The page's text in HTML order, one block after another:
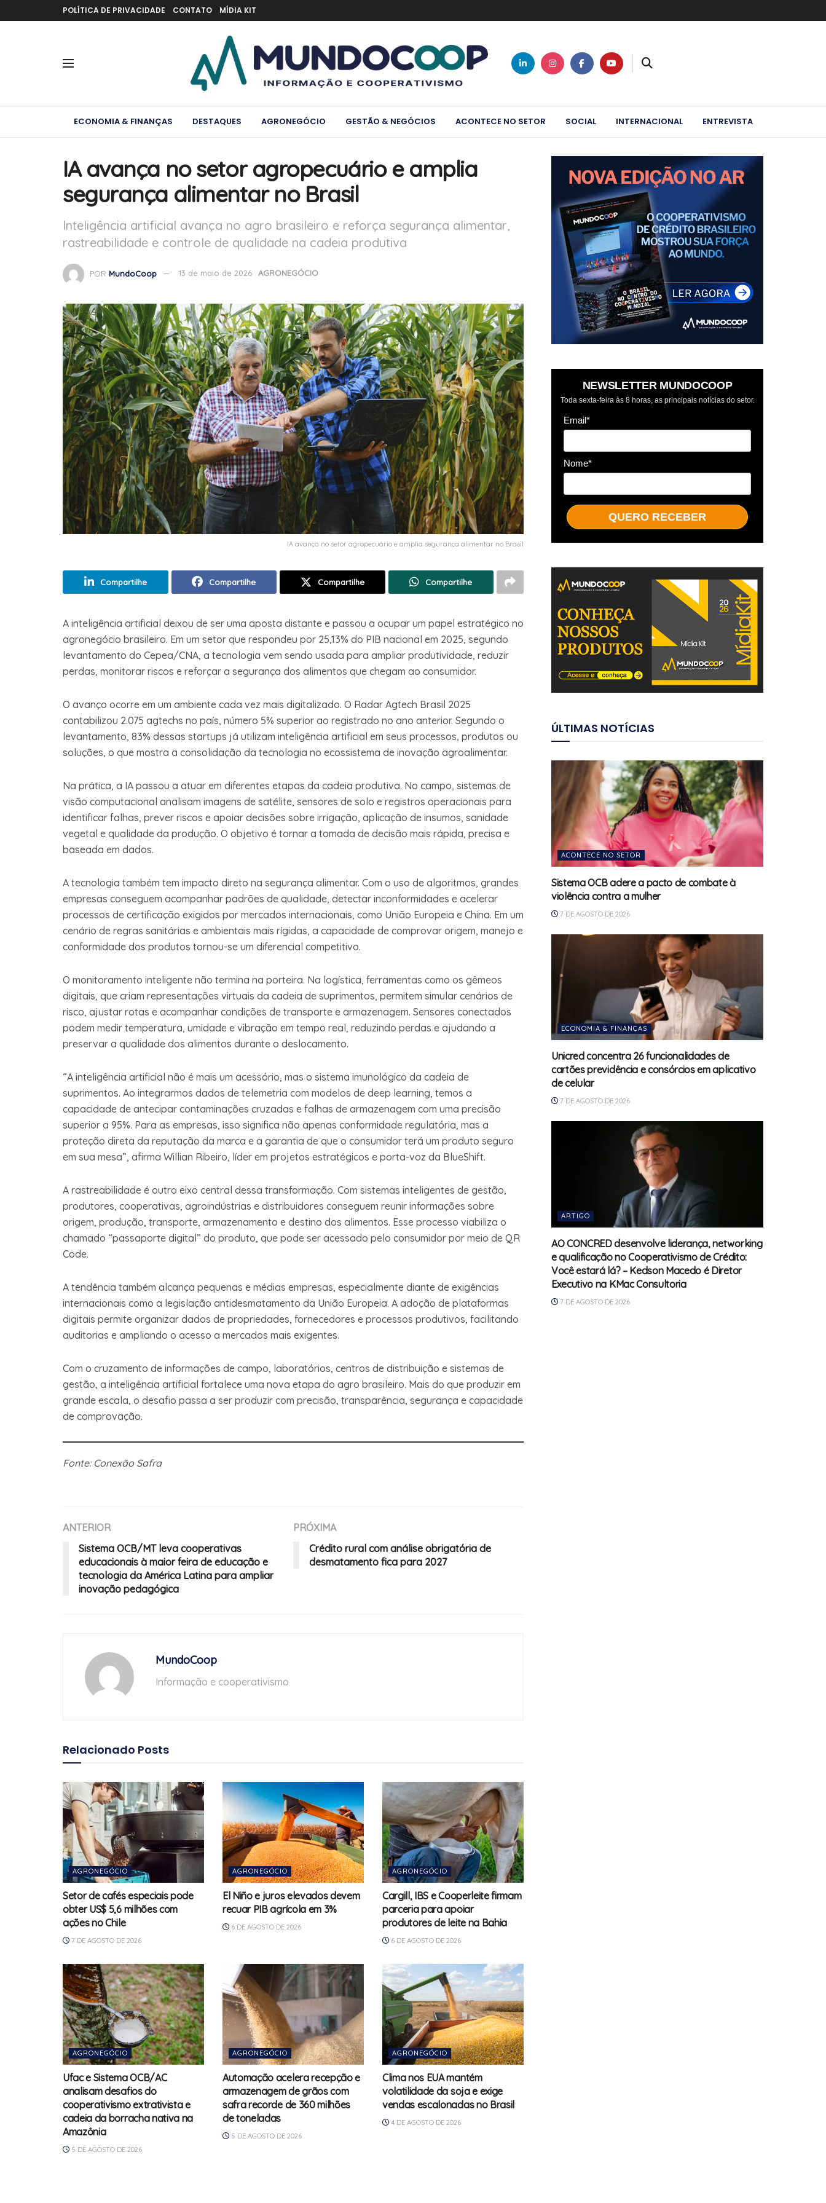
POLÍTICA DE PRIVACIDADE CONTATO MÍDIA KIT
ECONOMIA & FINANÇAS DESTAQUES AGRONEGÓCIO GESTÃO & NEGÓCIOS ACONTECE NO SETOR SOCIAL INTERNACIONAL ENTREVISTA
IA avança no setor agropecuário e amplia
segurança alimentar no Brasil
Inteligência artificial avança no agro brasileiro e reforça segurança alimentar,
rastreabilidade e controle de qualidade na cadeia produtiva
POR MundoCoop 13 de maio de 2026 AGRONEGÓCIO
IA avança no setor agropecuário e amplia segurança alimentar no Brasil
Compartilhe Compartilhe Compartilhe Compartilhe
A inteligência artificial deixou de ser uma aposta distante e passou a ocupar um papel estratégico no
agronegócio brasileiro. Em um setor que respondeu por 25,13% do PIB nacional em 2025, segundo
levantamento do Cepea/CNA, a tecnologia vem sendo usada para ampliar produtividade, reduzir
perdas, monitorar riscos e reforçar a segurança dos alimentos que chegam ao consumidor.
O avanço ocorre em um ambiente cada vez mais digitalizado. O Radar Agtech Brasil 2025
contabilizou 2.075 agtechs no país, número 5% superior ao registrado no ano anterior. Segundo o
levantamento, 83% dessas startups já utilizam inteligência artificial em seus processos, produtos ou
soluções, o que mostra a consolidação da tecnologia no ecossistema de inovação agroalimentar.
Na prática, a IA passou a atuar em diferentes etapas da cadeia produtiva. No campo, sistemas de
visão computacional analisam imagens de satélite, sensores de solo e registros operacionais para
identificar falhas, prever riscos e apoiar decisões sobre irrigação, aplicação de insumos, sanidade
vegetal e qualidade da produção. O objetivo é tornar a tomada de decisão mais rápida, precisa e
baseada em dados.
A tecnologia também tem impacto direto na segurança alimentar. Com o uso de algoritmos, grandes
empresas conseguem acompanhar padrões de qualidade, detectar inconformidades e acelerar
processos de certificação exigidos por mercados internacionais, como União Europeia e China. Em um
cenário de regras sanitárias e ambientais mais rígidas, a capacidade de comprovar origem, manejo e
conformidade dos produtos tornou-se um diferencial competitivo.
O monitoramento inteligente não termina na porteira. Na logística, ferramentas como os gêmeos
digitais, que criam representações virtuais da cadeia de suprimentos, permitem simular cenários de
risco, ajustar rotas e acompanhar condições de transporte e armazenagem. Sensores conectados
podem medir temperatura, umidade e vibração em tempo real, reduzindo perdas e ajudando a
preservar a qualidade dos alimentos durante o deslocamento.
“A inteligência artificial não é mais um acessório, mas o sistema imunológico da cadeia de
suprimentos. Ao integrarmos dados de telemetria com modelos de deep learning, temos a
capacidade de antecipar contaminações cruzadas e falhas de armazenagem com uma precisão
superior a 95%. Para as empresas, isso significa não apenas conformidade regulatória, mas a
proteção direta da reputação da marca e a garantia de que o consumidor terá um produto seguro
em sua mesa”, afirma Willian Ribeiro, líder em projetos estratégicos e porta-voz da BlueShift.
A rastreabilidade é outro eixo central dessa transformação. Com sistemas inteligentes de gestão,
produtores, cooperativas, agroindústrias e distribuidores conseguem reunir informações sobre
origem, produção, transporte, armazenamento e destino dos alimentos. Esse processo viabiliza o
chamado “passaporte digital” do produto, que pode ser acessado pelo consumidor por meio de QR
Code.
A tendência também alcança pequenas e médias empresas, especialmente diante de exigências
internacionais como a legislação antidesmatamento da União Europeia. A adoção de plataformas
digitais permite organizar dados de propriedades, fornecedores e processos produtivos, facilitando
auditorias e ampliando o acesso a mercados mais exigentes.
Com o cruzamento de informações de campo, laboratórios, centros de distribuição e sistemas de
gestão, a inteligência artificial fortalece uma nova etapa do agro brasileiro. Mais do que produzir em
grande escala, o desafio passa a ser produzir com precisão, transparência, segurança e capacidade
de comprovação.
Fonte: Conexão Safra
ANTERIOR
Sistema OCB/MT leva cooperativas
educacionais à maior feira de educação e
tecnologia da América Latina para ampliar
inovação pedagógica
PRÓXIMA
Crédito rural com análise obrigatória de
desmatamento fica para 2027
MundoCoop
Informação e cooperativismo
Relacionado Posts
AGRONEGÓCIO
Setor de cafés especiais pode
obter US$ 5,6 milhões com
ações no Chile
7 DE AGOSTO DE 2026
AGRONEGÓCIO
El Niño e juros elevados devem
recuar PIB agrícola em 3%
6 DE AGOSTO DE 2026
AGRONEGÓCIO
Cargill, IBS e Cooperleite firmam
parceria para apoiar
produtores de leite na Bahia
6 DE AGOSTO DE 2026
AGRONEGÓCIO
Ufac e Sistema OCB/AC
analisam desafios do
cooperativismo extrativista e
cadeia da borracha nativa na
Amazônia
5 DE AGOSTO DE 2026
AGRONEGÓCIO
Automação acelera recepção e
armazenagem de grãos com
safra recorde de 360 milhões
de toneladas
5 DE AGOSTO DE 2026
AGRONEGÓCIO
Clima nos EUA mantém
volatilidade da soja e exige
vendas escalonadas no Brasil
4 DE AGOSTO DE 2026
NEWSLETTER MUNDOCOOP
Toda sexta-feira às 8 horas, as principais notícias do setor.
Email*
Nome*
QUERO RECEBER
ÚLTIMAS NOTÍCIAS
ACONTECE NO SETOR
Sistema OCB adere a pacto de combate à
violência contra a mulher
7 DE AGOSTO DE 2026
ECONOMIA & FINANÇAS
Unicred concentra 26 funcionalidades de
cartões previdência e consórcios em aplicativo
de celular
7 DE AGOSTO DE 2026
ARTIGO
AO CONCRED desenvolve liderança, networking
e qualificação no Cooperativismo de Crédito:
Você estará lá? – Kedson Macedo é Diretor
Executivo na KMac Consultoria
7 DE AGOSTO DE 2026